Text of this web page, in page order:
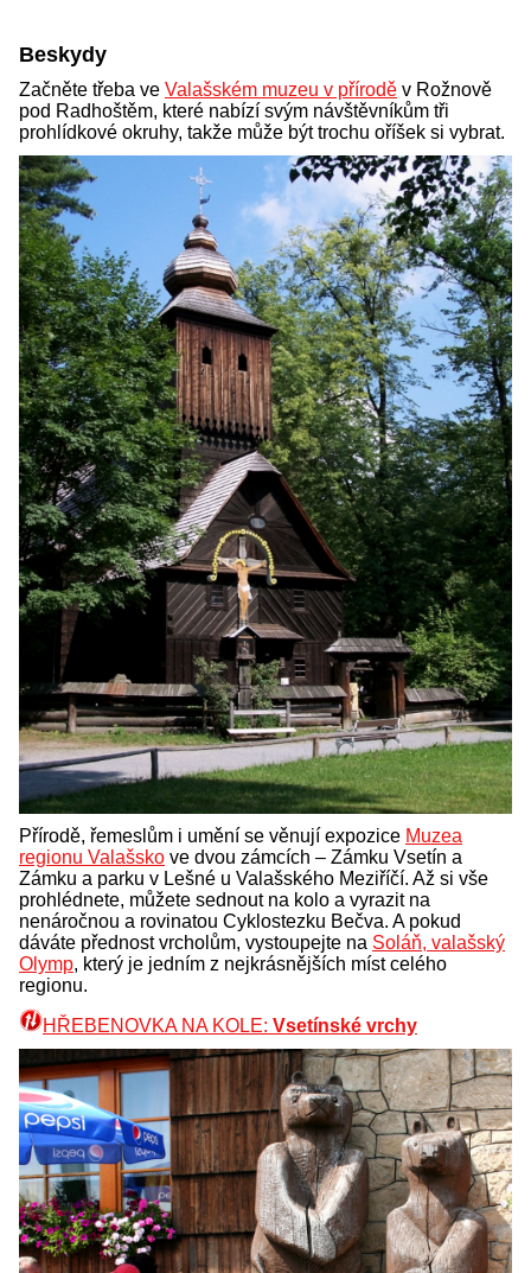
Beskydy
Začněte třeba ve Valašském muzeu v přírodě v Rožnově
pod Radhoštěm, které nabízí svým návštěvníkům tři
prohlídkové okruhy, takže může být trochu oříšek si vybrat.
Přírodě, řemeslům i umění se věnují expozice Muzea
regionu Valašsko ve dvou zámcích – Zámku Vsetín a
Zámku a parku v Lešné u Valašského Meziříčí. Až si vše
prohlédnete, můžete sednout na kolo a vyrazit na
nenáročnou a rovinatou Cyklostezku Bečva. A pokud
dáváte přednost vrcholům, vystoupejte na Soláň, valašský
Olymp, který je jedním z nejkrásnějších míst celého
regionu.
HŘEBENOVKA NA KOLE: Vsetínské vrchy